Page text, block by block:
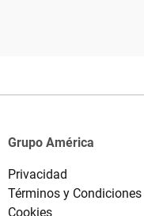
Grupo América
Privacidad
Términos y Condiciones
Cookies